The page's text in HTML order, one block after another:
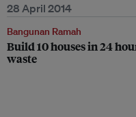
28 April 2014
Bangunan Ramah
Build 10 houses in 24
waste